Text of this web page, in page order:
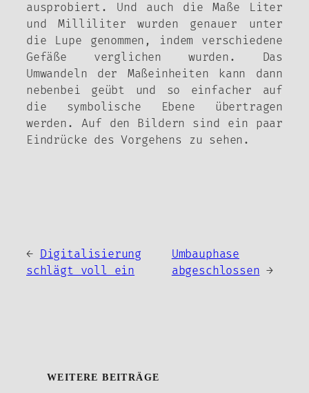
ausprobiert. Und auch die Maße Liter
und Milliliter wurden genauer unter
die Lupe genommen, indem verschiedene
Gefäße verglichen wurden. Das
Umwandeln der Maßeinheiten kann dann
nebenbei geübt und so einfacher auf
die symbolische Ebene übertragen
werden. Auf den Bildern sind ein paar
Eindrücke des Vorgehens zu sehen.
← Digitalisierung
schlägt voll ein
Umbauphase
abgeschlossen →
WEITERE BEITRÄGE